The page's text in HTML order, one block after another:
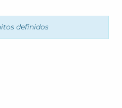
definidos